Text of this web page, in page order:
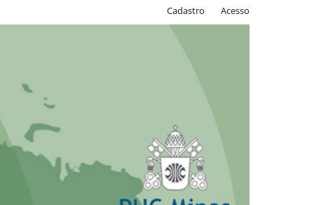
Cadastro Acesso